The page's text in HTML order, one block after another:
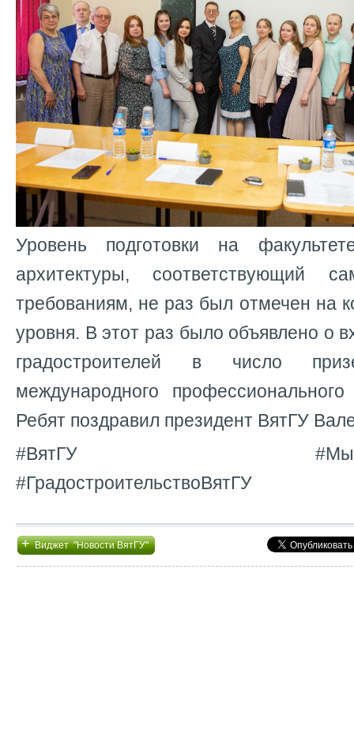
Уровень подготовки на
архитектуры, соответствующий
требованиям, не раз был отмечен на
уровня. В этот раз было объявлено о
градостроителей в число
международного
Ребят поздравил президент ВятГУ
#ВятГУ
#ГрадостроительствоВятГУ
+Виджет "Новости ВятГУ"